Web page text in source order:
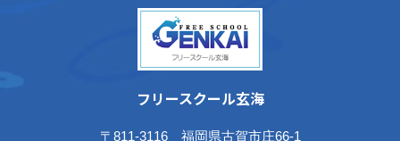
フリースクール玄海
〒811-3116 福岡県古賀市庄66-1